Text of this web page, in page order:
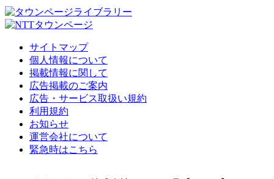
サイトマップ
個人情報について
掲載情報に関して
広告掲載のご案内
広告・サービス取扱い規約
利用規約
お知らせ
運営会社について
緊急時はこちら